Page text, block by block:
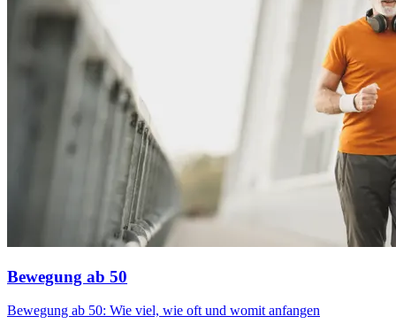
Bewegung ab 50
Bewegung ab 50: Wie viel, wie oft und womit anfangen